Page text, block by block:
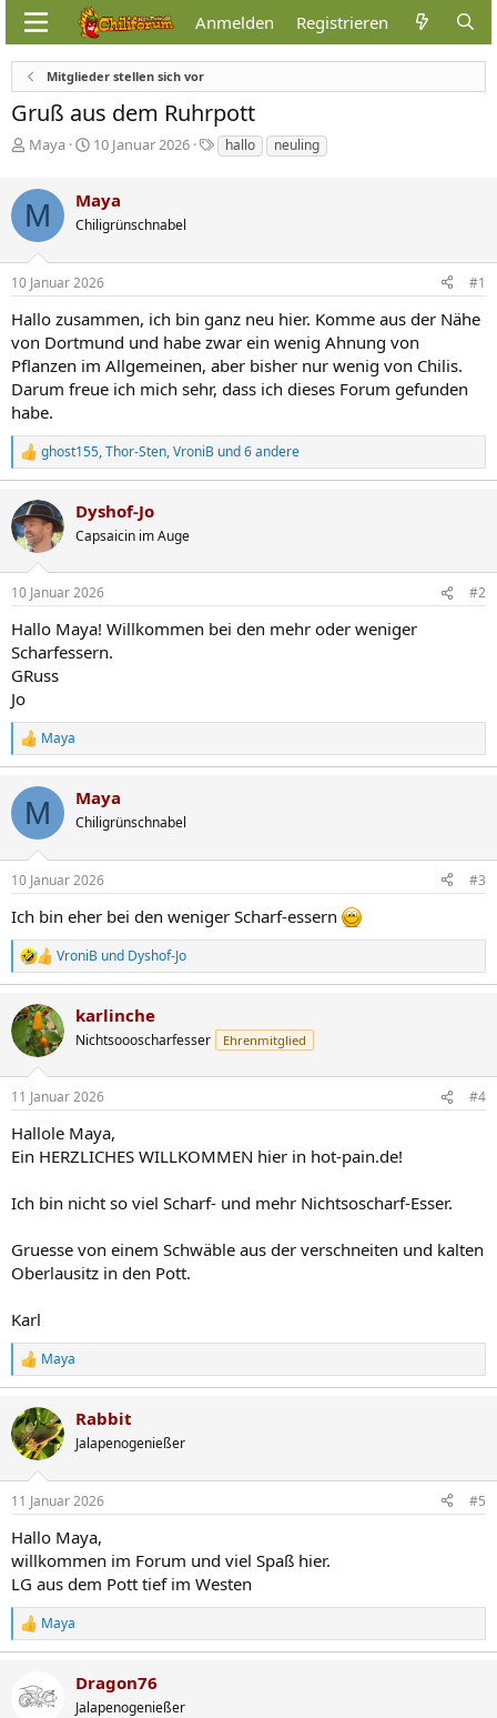
Anmelden Registrieren
Mitglieder stellen sich vor
Gruß aus dem Ruhrpott
E
t
e
l
l
e
r
Maya
E
t
e
l
t
a
m
10 Januar 2026
S
c
w
r
t
e
hallo neuling
M Maya
Chiligrünschnabel
10 Januar 2026 #1
Hallo zusammen, ich bin ganz neu hier. Komme aus der Nähe
von Dortmund und habe zwar ein wenig Ahnung von
Pflanzen im Allgemeinen, aber bisher nur wenig von Chilis.
Darum freue ich mich sehr, dass ich dieses Forum gefunden
habe.
R
e
k
t
i
e
:
ghost155,Thor-Sten,VroniB und 6 andere
Dyshof-Jo
Capsaicin im Auge
10 Januar 2026 #2
Hallo Maya! Willkommen bei den mehr oder weniger
Scharfessern.
GRuss
Jo
R
e
k
i
e
:
Maya
M Maya
Chiligrünschnabel
10 Januar 2026 #3
Ich bin eher bei den weniger Scharf-essern
R
e
k
i
e
:
VroniB und Dyshof-Jo
karlinche
Nichtsoooscharfesser Ehrenmitglied
11 Januar 2026 #4
Hallole Maya,
Ein HERZLICHES WILLKOMMEN hier in hot-pain.de!
Ich bin nicht so viel Scharf- und mehr Nichtsoscharf-Esser.
Gruesse von einem Schwäble aus der verschneiten und kalten
Oberlausitz in den Pott.
Karl
R
e
k
t
i
e
:
Maya
Rabbit
Jalapenogenießer
11 Januar 2026 #5
Hallo Maya,
willkommen im Forum und viel Spaß hier.
LG aus dem Pott tief im Westen
R
e
k
t
Maya
Dragon76
Jalapenogenießer